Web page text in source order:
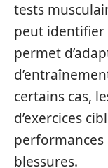
tests
peut identifier
permet
certains cas,
d’exercices
blessures.